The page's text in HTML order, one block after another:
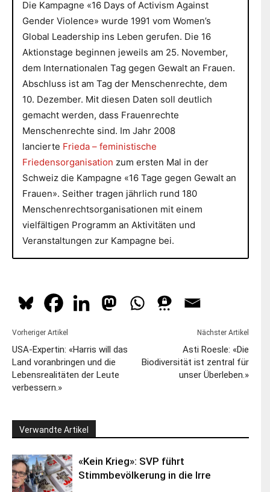
Die Kampagne «16 Days of Activism Against
Gender Violence» wurde 1991 vom Women’s
Global Leadership ins Leben gerufen. Die 16
Aktionstage beginnen jeweils am 25. November,
dem Internationalen Tag gegen Gewalt an Frauen.
Abschluss ist am Tag der Menschenrechte, dem
10. Dezember. Mit diesen Daten soll deutlich
gemacht werden, dass Frauenrechte
Menschenrechte sind. Im Jahr 2008
lancierte Frieda – feministische
Friedensorganisation zum ersten Mal in der
Schweiz die Kampagne «16 Tage gegen Gewalt an
Frauen». Seither tragen jährlich rund 180
Menschenrechtsorganisationen mit einem
vielfältigen Programm an Aktivitäten und
Veranstaltungen zur Kampagne bei.
Vorheriger Artikel
USA-Expertin: «Harris will das
Land voranbringen und die
Lebensrealitäten der Leute
verbessern.»
Nächster Artikel
Asti Roesle: «Die
Biodiversität ist zentral für
unser Überleben.»
Verwandte Artikel
«Kein Krieg»: SVP führt
Stimmbevölkerung in die Irre